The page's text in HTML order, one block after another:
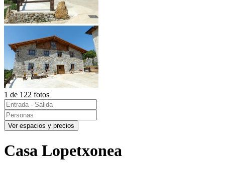
1 de 122 fotos
Ver espacios y precios
Casa Lopetxonea